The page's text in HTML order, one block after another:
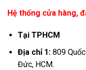
Hệ thống cửa hàng,
Tại TPHCM
Địa chỉ 1:809 Quốc
Đức, HCM.